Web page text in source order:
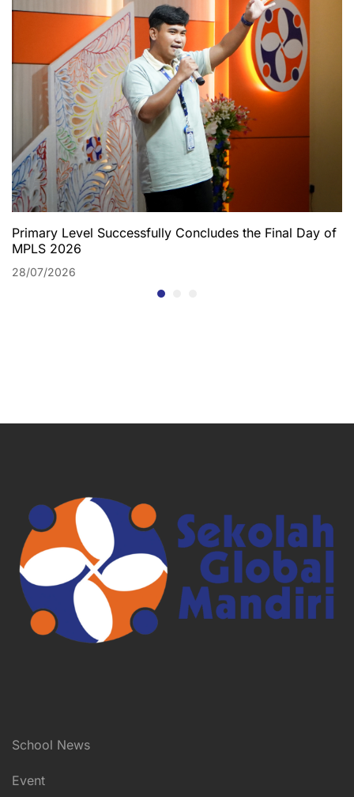
Primary Level Successfully Concludes the Final Day of
MPLS 2026
28/07/2026
School News
Event